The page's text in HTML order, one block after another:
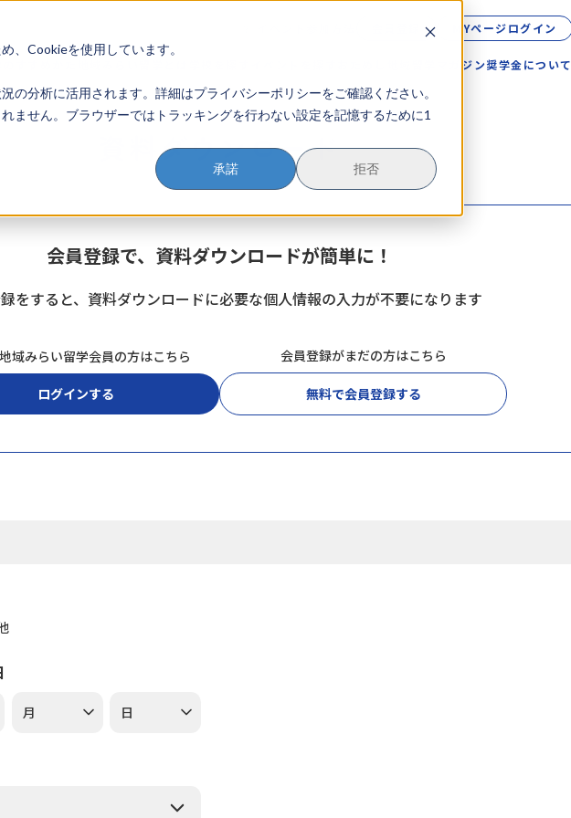
、Cookieを使用しています。
分析に活用されます。詳細はプライバシーポリシーをご確認ください。
ません。ブラウザーではトラッキングを行わない設定を記憶するために1
承諾 拒否
MYページログイン
マガジン奨学金について
資料ダウンロード
会員登録で、資料ダウンロードが簡単に！
をすると、資料ダウンロードに必要な個人情報の入力が不要になります
域みらい留学会員の方はこちら
ログインする
会員登録がまだの方はこちら
無料で会員登録する